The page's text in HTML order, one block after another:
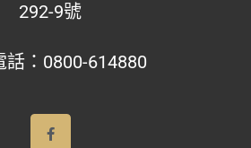
292-9號
： 0800-614880